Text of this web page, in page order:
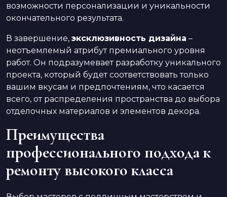
возможности персонализации и уникальности
окончательного результата.
В завершение, эксклюзивность дизайна –
неотъемлемый атрибут премиального уровня
работ. Он подразумевает разработку уникального
проекта, который будет соответствовать только
вашим вкусам и предпочтениям, что касается
всего, от распределения пространства до выбора
отделочных материалов и элементов декора.
Преимущества
профессионального подхода к
ремонту высокого класса